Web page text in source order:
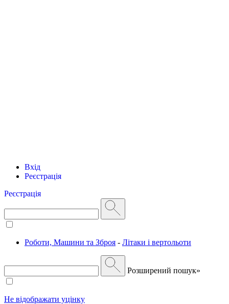
Вхід
Реєстрація
Реєстрація
Роботи, Машини та Зброя - Літаки і вертольоти
Розширений пошук»
Не відображати уцінку